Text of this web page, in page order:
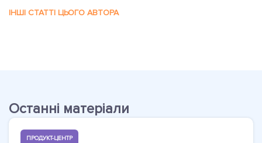
ІНШІ СТАТТІ ЦЬОГО АВТОРА
Останні матеріали
ПРОДУКТ-ЦЕНТР